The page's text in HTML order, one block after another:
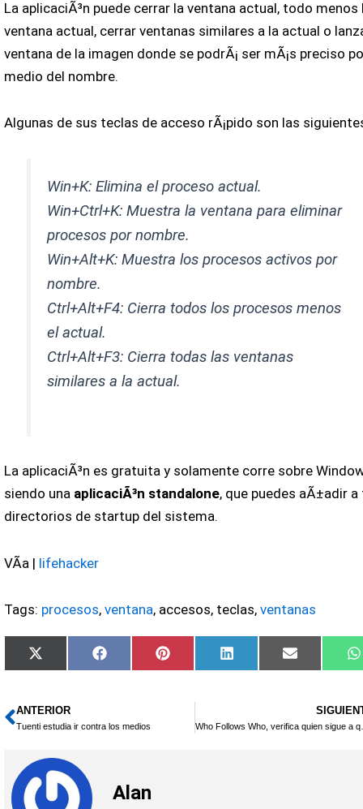
La aplicaciÃ³n puede cerrar la ventana actual, todo menos
ventana actual, cerrar ventanas similares a la actual o
ventana de la imagen donde se podrÃ¡ ser mÃ¡s preciso
medio del nombre.
Algunas de sus teclas de acceso rÃ¡pido son las
Win+K: Elimina el proceso actual.
Win+Ctrl+K: Muestra la ventana para eliminar
procesos por nombre.
Win+Alt+K: Muestra los procesos activos por
nombre.
Ctrl+Alt+F4: Cierra todos los procesos menos
el actual.
Ctrl+Alt+F3: Cierra todas las ventanas
similares a la actual.
La aplicaciÃ³n es gratuita y solamente corre sobre
siendo una aplicaciÃ³n standalone, que puedes aÃ±adir a
directorios de startup del sistema.
VÃ­a | lifehacker
Tags: procesos, ventana, accesos, teclas, ventanas
Compartir
en
X
(Twitter)
Compartir
en
Facebook Compartir
en
Pinterest Compartir
en
LinkedIn
Compartir
en
Email
Ant
ANTERIOR
Tuenti estudia ir contra los medios Who
Alan